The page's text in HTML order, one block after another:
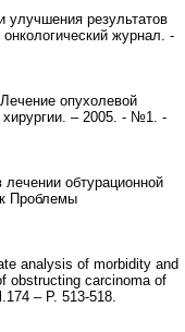
результатов
журнал. -
опухолевой
хирургии. – 2005. - №1. -
обтурационной
Проблемы
analysis of morbidity and
obstructing carcinoma of
– P. 513-518.